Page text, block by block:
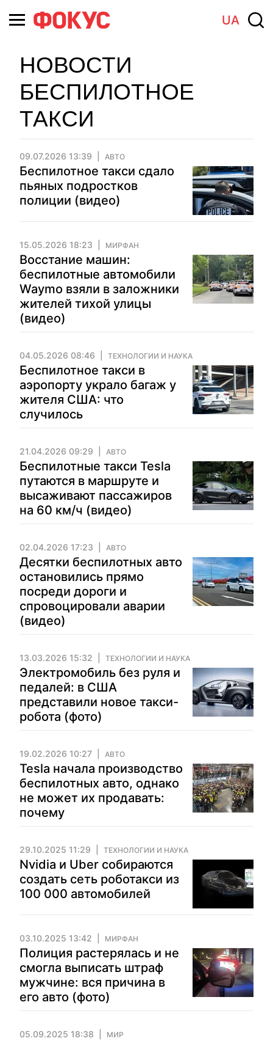
UA
НОВОСТИ
БЕСПИЛОТНОЕ
ТАКСИ
09.07.2026 13:39 АВТО
Беспилотное такси сдало
пьяных подростков
полиции (видео)
15.05.2026 18:23 МИРФАН
Восстание машин:
беспилотные автомобили
Waymo взяли в заложники
жителей тихой улицы
(видео)
04.05.2026 08:46 ТЕХНОЛОГИИ И НАУКА
Беспилотное такси в
аэропорту украло багаж у
жителя США: что
случилось
21.04.2026 09:29 АВТО
Беспилотные такси Tesla
путаются в маршруте и
высаживают пассажиров
на 60 км/ч (видео)
02.04.2026 17:23 АВТО
Десятки беспилотных авто
остановились прямо
посреди дороги и
спровоцировали аварии
(видео)
13.03.2026 15:32 ТЕХНОЛОГИИ И НАУКА
Электромобиль без руля и
педалей: в США
представили новое такси-
робота (фото)
19.02.2026 10:27 АВТО
Tesla начала производство
беспилотных авто, однако
не может их продавать:
почему
29.10.2025 11:29 ТЕХНОЛОГИИ И НАУКА
Nvidia и Uber собираются
создать сеть роботакси из
100 000 автомобилей
03.10.2025 13:42 МИРФАН
Полиция растерялась и не
смогла выписать штраф
мужчине: вся причина в
его авто (фото)
05.09.2025 18:38 МИР